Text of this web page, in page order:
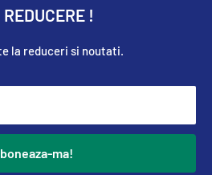
REDUCERE !
la reduceri si noutati.
ma!